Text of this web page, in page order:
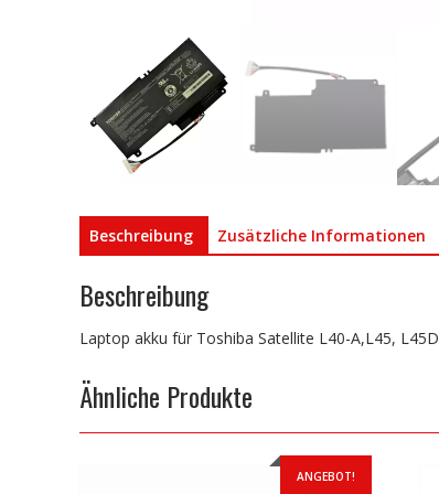
Beschreibung Zusätzliche Informationen
Beschreibung
Laptop akku für Toshiba Satellite L40-A,L45, L45D
Ähnliche Produkte
ANGEBOT!